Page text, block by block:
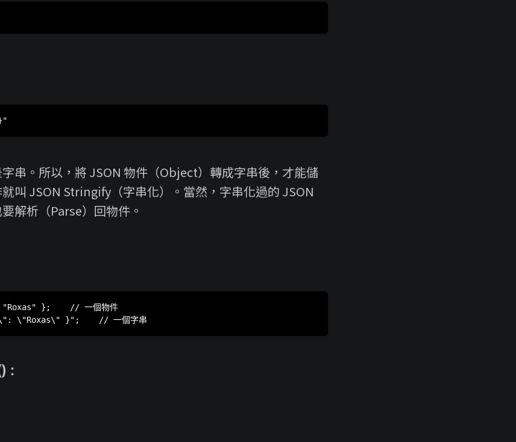
串。所以，將 JSON 物件（Object）轉成字串後，才能儲
叫 JSON Stringify（字串化）。當然，字串化過的 JSON
解析（Parse）回物件。
};    // 一個物件
: